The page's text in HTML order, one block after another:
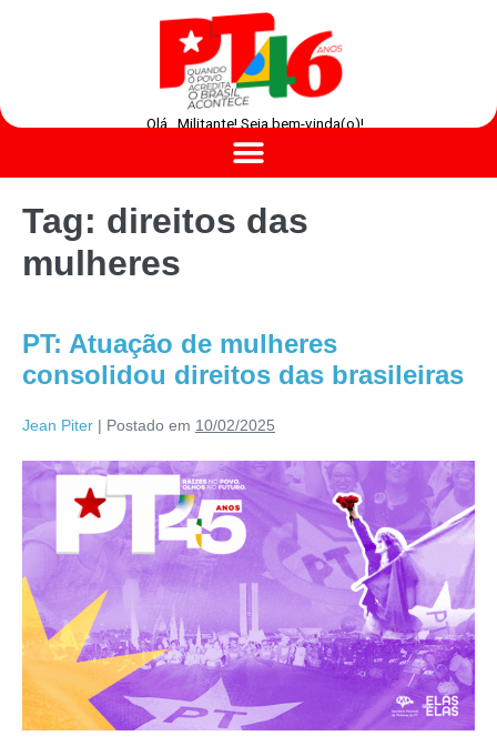
Olá , Militante! Seja bem-vinda(o)!
Tag: direitos das
mulheres
PT: Atuação de mulheres
consolidou direitos das brasileiras
Jean Piter | Postado em 10/02/2025